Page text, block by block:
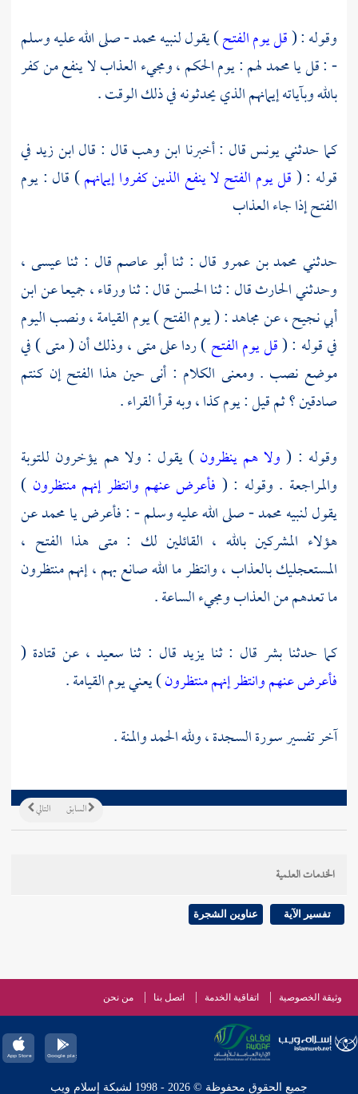
وقوله : (قل يوم الفتح) يقول لنبيهمحمد- صلى الله عليه وسلم
- : قل يامحمدلهم : يوم الحكم ، ومجيء العذاب لا ينفع من كفر
بالله وبآياته إيمانهم الذي يحدثونه في ذلك الوقت .
كما حدثنييونسقال : أخبرنا ابن وهبقال : قالابن زيدفي
قوله : (قل يوم الفتح لا ينفع الذين كفروا إيمانهم) قال : يوم
الفتح إذا جاء العذاب
حدثني محمد بن عمرو قال : ثناأبو عاصم قال : ثناعيسى ،
وحدثنيالحارثقال : ثناالحسنقال : ثناورقاء ،جميعا عنابن
أبي نجيح ،عنمجاهد: ( يوم الفتح ) يوم القيامة ، ونصب اليوم
في قوله : (قل يوم الفتح) ردا على متى ، وذلك أن ( متى ) في
موضع نصب . ومعنى الكلام : أنى حين هذا الفتح إن كنتم
صادقين ؟ ثم قيل : يوم كذا ، وبه قرأ القراء .
وقوله : ( ولا هم ينظرون ) يقول : ولا هم يؤخرون للتوبة
والمراجعة . وقوله : ( فأعرض عنهم وانتظر إنهم منتظرون )
يقول لنبيهمحمد- صلى الله عليه وسلم - : فأعرض يامحمدعن
هؤلاء المشركين بالله ، القائلين لك : متى هذا الفتح ،
المستعجليك بالعذاب ، وانتظر ما الله صانع بهم ، إنهم منتظرون
ما تعدهم من العذاب ومجيء الساعة .
كما حدثنا بشر قال : ثنايزيد قال : ثنا سعيد ،عن قتادة (
فأعرض عنهم وانتظر إنهم منتظرون) يعني يوم القيامة .
آخر تفسير سورة السجدة ، ولله الحمد والمنة .
التالي السابق
الخدمات العلمية
تفسير الآية عناوين الشجرة
وثيقة الخصوصية اتفاقية الخدمة اتصل بنا من نحن
جميع الحقوق محفوظة © 2026 - 1998 لشبكة إسلام ويب